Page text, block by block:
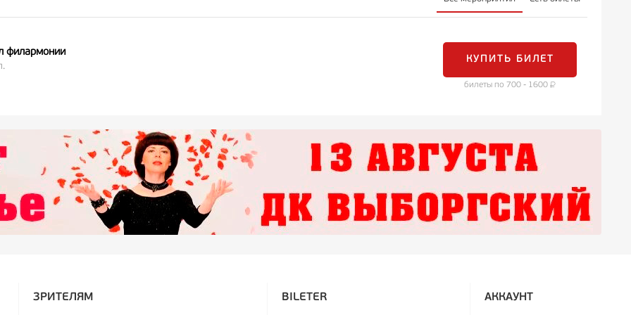
филармонии
КУПИТЬ БИЛЕТ
билеты по 700 - 1600
ЗРИТЕЛЯМ BILETER АККАУНТ